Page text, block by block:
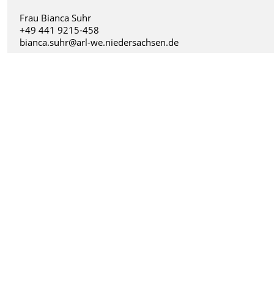
Frau Bianca Suhr
+49 441 9215-458
bianca.suhr@arl-we.niedersachsen.de